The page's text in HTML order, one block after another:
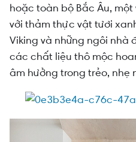
hoặc toàn bộ Bắc Âu,
với thảm thực vật tươi
Viking và những ngôi nhà
các chất liệu thô mộc
âm hưởng trong trẻo, nhẹ